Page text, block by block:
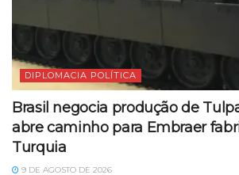
DIPLOMACIA POLÍTICA
Brasil negocia produção de
abre caminho para Embraer
Turquia
9 DE AGOSTO DE 2026